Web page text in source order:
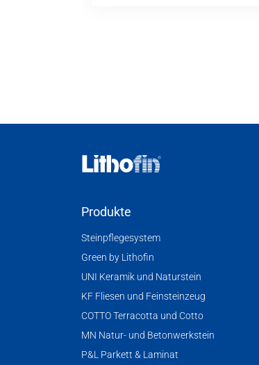
Produkte
Steinpflegesystem
Green by Lithofin
UNI Keramik und Naturstein
KF Fliesen und Feinsteinzeug
COTTO Terracotta und Cotto
MN Natur- und Betonwerkstein
P&L Parkett & Laminat